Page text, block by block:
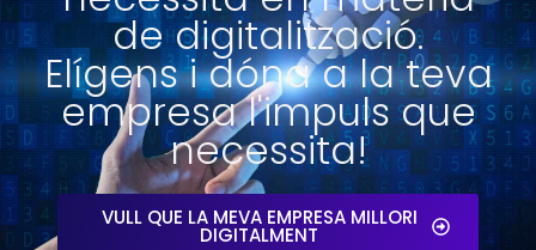
de digitalització.
Elígens i dóna a la teva
empresa l'impuls que
necessita!
VULL QUE LA MEVA EMPRESA MILLORI
DIGITALMENT